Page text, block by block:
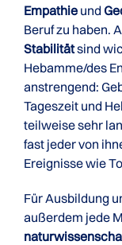
Empathie und
Beruf zu haben.
Stabilitätsind
Hebamme/des
anstrengend:
Tageszeit und
teilweise sehr
fast jeder von
Ereignisse wie
Für Ausbildung
außerdem jede